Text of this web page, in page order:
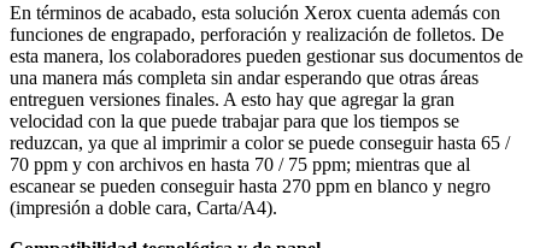
En términos de acabado, esta solución Xerox cuenta además con
funciones de engrapado, perforación y realización de folletos. De
esta manera, los colaboradores pueden gestionar sus documentos de
una manera más completa sin andar esperando que otras áreas
entreguen versiones finales. A esto hay que agregar la gran
velocidad con la que puede trabajar para que los tiempos se
reduzcan, ya que al imprimir a color se puede conseguir hasta 65 /
70 ppm y con archivos en hasta 70 / 75 ppm; mientras que al
escanear se pueden conseguir hasta 270 ppm en blanco y negro
(impresión a doble cara, Carta/A4).